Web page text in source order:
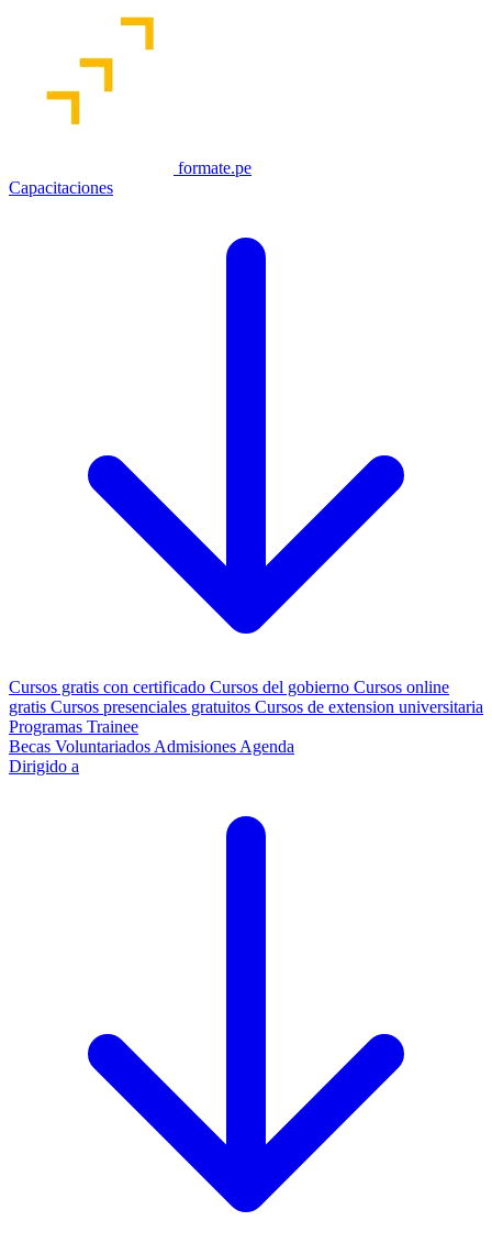
formate.pe
Capacitaciones
Cursos gratis con certificado Cursos del gobierno Cursos online
gratis Cursos presenciales gratuitos Cursos de extension universitaria
Programas Trainee
Becas Voluntariados Admisiones Agenda
Dirigido a